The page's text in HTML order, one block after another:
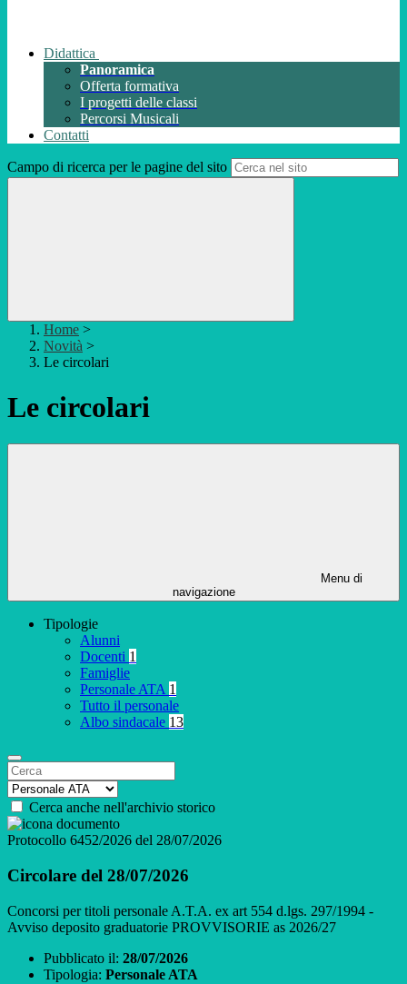
Didattica
Panoramica
Offerta formativa
I progetti delle classi
Percorsi Musicali
Contatti
Campo di ricerca per le pagine del sito
Home >
Novità >
Le circolari
Le circolari
Menu di
navigazione
Tipologie
Alunni
Docenti 1
Famiglie
Personale ATA 1
Tutto il personale
Albo sindacale 13
Cerca anche nell'archivio storico
Protocollo 6452/2026 del 28/07/2026
Circolare del 28/07/2026
Concorsi per titoli personale A.T.A. ex art 554 d.lgs. 297/1994 -
Avviso deposito graduatorie PROVVISORIE as 2026/27
Pubblicato il: 28/07/2026
Tipologia: Personale ATA